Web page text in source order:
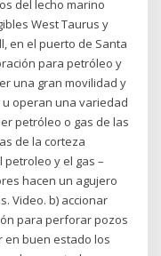
del lecho marino
West Taurus y
en el puerto de Santa
para petróleo y
una gran movilidad y
operan una variedad
petróleo o gas de las
de la corteza
y el gas –
hacen un agujero
Video. b) accionar
para perforar pozos
en buen estado los